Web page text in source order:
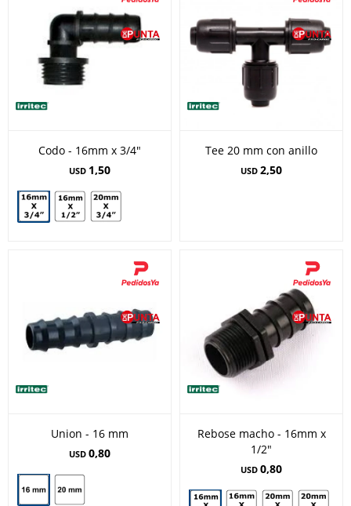
Codo - 16mm x 3/4"
USD 1,50
Tee 20 mm con anillo
USD 2,50
Union - 16 mm
USD 0,80
Rebose macho - 16mm x
1/2"
USD 0,80